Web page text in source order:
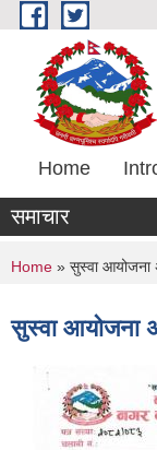
Skip to main content
Home
समाचार
You are
Home » सुस्वा आयोजना
सुस्वा आयोजना